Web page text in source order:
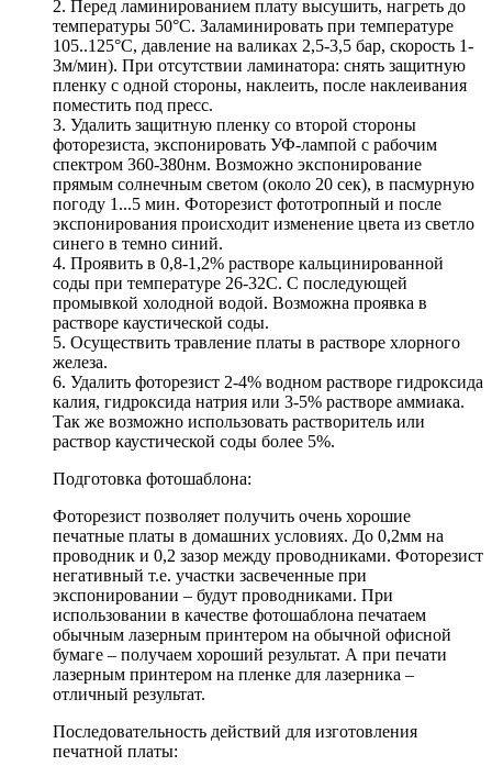
2. Перед ламинированием плату высушить, нагреть до
температуры 50°С. Заламинировать при температуре
105..125°С, давление на валиках 2,5-3,5 бар, скорость 1-
3м/мин). При отсутствии ламинатора: снять защитную
пленку с одной стороны, наклеить, после наклеивания
поместить под пресс.
3. Удалить защитную пленку со второй стороны
фоторезиста, экспонировать УФ-лампой с рабочим
спектром 360-380нм. Возможно экспонирование
прямым солнечным светом (около 20 сек), в пасмурную
погоду 1...5 мин. Фоторезист фототропный и после
экспонирования происходит изменение цвета из светло
синего в темно синий.
4. Проявить в 0,8-1,2% растворе кальцинированной
соды при температуре 26-32С. С последующей
промывкой холодной водой. Возможна проявка в
растворе каустической соды.
5. Осуществить травление платы в растворе хлорного
железа.
6. Удалить фоторезист 2-4% водном растворе гидроксида
калия, гидроксида натрия или 3-5% растворе аммиака.
Так же возможно использовать растворитель или
раствор каустической соды более 5%.
Подготовка фотошаблона:
Фоторезист позволяет получить очень хорошие
печатные платы в домашних условиях. До 0,2мм на
проводник и 0,2 зазор между проводниками. Фоторезист
негативный т.е. участки засвеченные при
экспонировании – будут проводниками. При
использовании в качестве фотошаблона печатаем
обычным лазерным принтером на обычной офисной
бумаге – получаем хороший результат. А при печати
лазерным принтером на пленке для лазерника –
отличный результат.
Последовательность действий для изготовления
печатной платы: